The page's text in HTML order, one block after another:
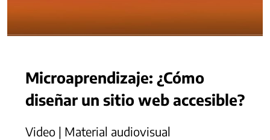
Microaprendizaje: ¿Cómo
diseñar un sitio web accesible?
Video | Material audiovisual